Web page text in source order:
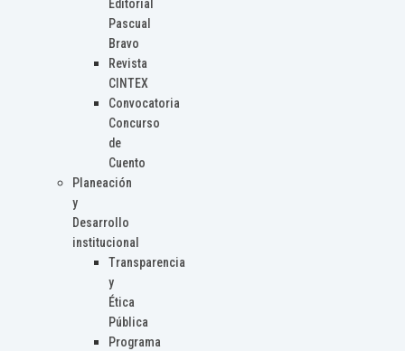
Editorial
Pascual
Bravo
Revista
CINTEX
Convocatoria
Concurso
de
Cuento
Planeación
y
Desarrollo
institucional
Transparencia
y
Ética
Pública
Programa